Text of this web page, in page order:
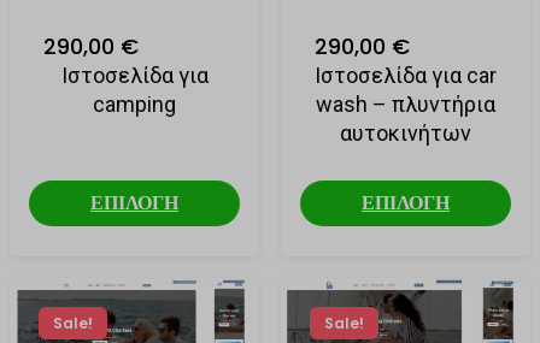
290,00 €
Ιστοσελίδα για
camping
ΕΠΙΛΟΓΗ
290,00 €
Ιστοσελίδα για car
wash – πλυντήρια
αυτοκινήτων
ΕΠΙΛΟΓΗ
Sale! Sale!